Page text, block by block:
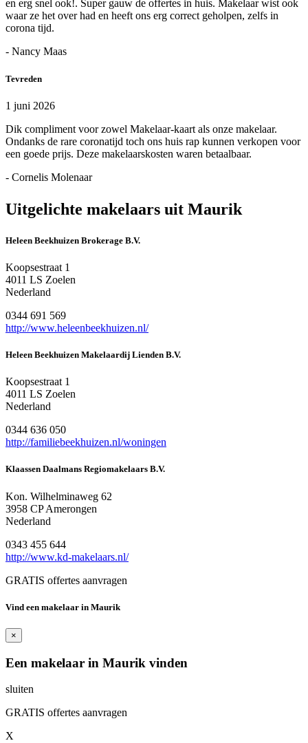
en erg snel ook!. Super gauw de offertes in huis. Makelaar wist ook
waar ze het over had en heeft ons erg correct geholpen, zelfs in
corona tijd.
- Nancy Maas
Tevreden
1 juni 2026
Dik compliment voor zowel Makelaar-kaart als onze makelaar.
Ondanks de rare coronatijd toch ons huis rap kunnen verkopen voor
een goede prijs. Deze makelaarskosten waren betaalbaar.
- Cornelis Molenaar
Uitgelichte makelaars uit Maurik
Heleen Beekhuizen Brokerage B.V.
Koopsestraat 1
4011 LS Zoelen
Nederland
0344 691 569
http://www.heleenbeekhuizen.nl/
Heleen Beekhuizen Makelaardij Lienden B.V.
Koopsestraat 1
4011 LS Zoelen
Nederland
0344 636 050
http://familiebeekhuizen.nl/woningen
Klaassen Daalmans Regiomakelaars B.V.
Kon. Wilhelminaweg 62
3958 CP Amerongen
Nederland
0343 455 644
http://www.kd-makelaars.nl/
GRATIS offertes aanvragen
Vind een makelaar in Maurik
×
Een makelaar in Maurik vinden
sluiten
GRATIS offertes aanvragen
X